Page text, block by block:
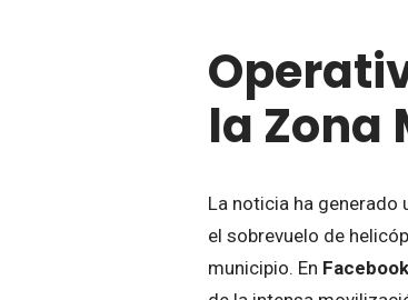
la Zona
La noticia ha
el sobrevuelo de
municipio. En Facebook